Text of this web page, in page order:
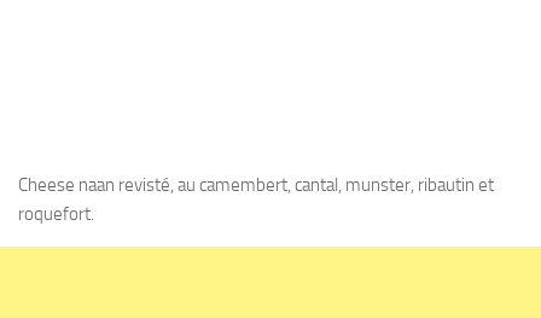
Cheese naan revisté, au camembert, cantal, munster, ribautin et
roquefort.